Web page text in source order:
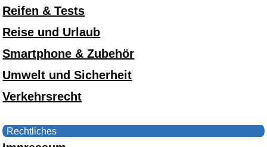
Reifen & Tests
Reise und Urlaub
Smartphone & Zubehör
Umwelt und Sicherheit
Verkehrsrecht
Rechtliches